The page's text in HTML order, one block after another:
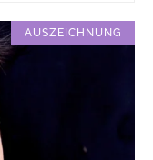
AUSZEICHNUNG